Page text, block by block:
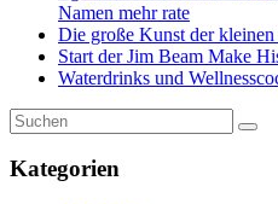
Namen mehr rate
Die große Kunst der
Start der Jim Beam Make
Waterdrinks und
Kategorien